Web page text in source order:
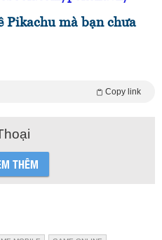
Pikachu mà bạn chưa
Copy link
THÊM